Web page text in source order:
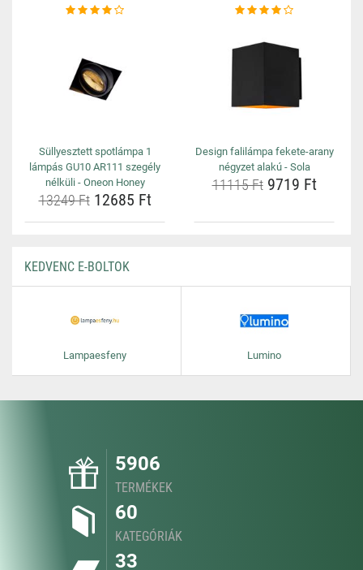
Süllyesztett spotlámpa 1
lámpás GU10 AR111 szegély
nélküli - Oneon Honey
13249 Ft12685 Ft
Design falilámpa fekete-arany
négyzet alakú - Sola
11115 Ft9719 Ft
KEDVENC E-BOLTOK
Lampaesfeny Lumino
5906
TERMÉKEK
60
KATEGÓRIÁK
33